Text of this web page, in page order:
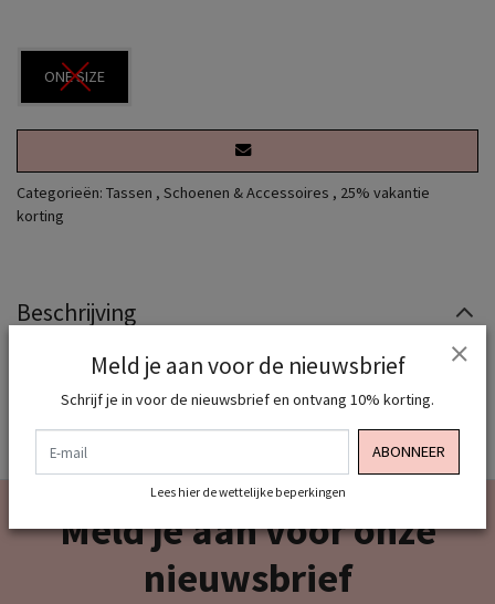
ONE SIZE
Categorieën: Tassen , Schoenen & Accessoires , 25% vakantie
korting
Beschrijving
Tas wordt geleverd met een lange afneembare band zodat
deze crossbody gedragen kan worden
Meld je aan voor onze
nieuwsbrief
Meld je aan voor de nieuwsbrief
Schrijf je in voor de nieuwsbrief en ontvang 10% korting.
ABONNEER
Lees hier de wettelijke beperkingen